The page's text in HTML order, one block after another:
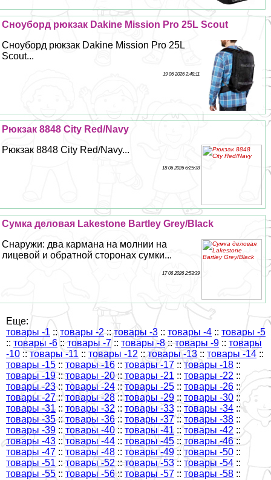
Сноуборд рюкзак Dakine Mission Pro 25L Scout
Сноуборд рюкзак Dakine Mission Pro 25L
Scout...
19 06 2026 2:48:11
Рюкзак 8848 City Red/Navy
Рюкзак 8848 City Red/Navy...
18 06 2026 6:25:38
Cумка деловая Lakestone Bartley Grey/Black
Снаружи: два кармана на молнии на
лицевой и обратной сторонах сумки...
17 06 2026 2:53:39
Еще:
товары -1 :: товары -2 ::товары -3 :: товары -4 :: товары -5
:: товары -6 :: товары -7 :: товары -8:: товары -9 :: товары
-10 :: товары -11 :: товары -12 :: товары -13 :: товары -14 ::
товары -15 :: товары -16 :: товары -17 :: товары -18 ::
товары -19 :: товары -20:: товары -21 :: товары -22 ::
товары -23:: товары -24 :: товары -25 :: товары -26 ::
товары -27 ::товары -28 :: товары -29 :: товары -30 ::
товары -31 :: товары -32 :: товары -33 :: товары -34 ::
товары -35 :: товары -36 :: товары -37 :: товары -38 ::
товары -39 :: товары -40 :: товары -41 ::товары -42 ::
товары -43 :: товары -44 :: товары -45 :: товары -46 ::
товары -47 :: товары -48 :: товары -49 :: товары -50 ::
товары -51 :: товары -52 :: товары -53 :: товары -54 ::
товары -55 :: товары -56 :: товары -57 :: товары -58 ::